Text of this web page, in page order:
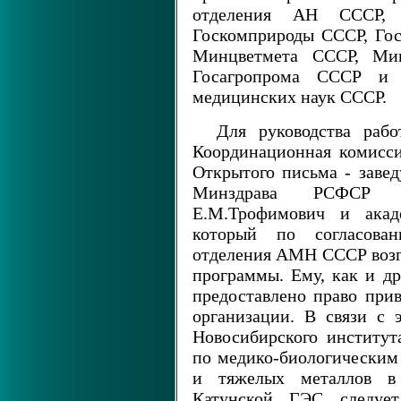
отделения АН СССР,
Госкомприроды СССР,
Минцветмета СССР,
Госагропрома СССР и
медицинских наук СССР.
Для руководства
Координационная
Открытого письма -
Минздрава РСФСР
Е.М.Трофимович и
который по
отделения АМН СССР
программы. Ему, как и
предоставлено право
организации. В связи с
Новосибирского
по медико-
и тяжелых металлов в